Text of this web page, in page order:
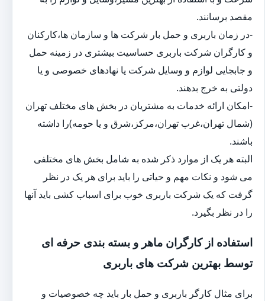
مقصد برسانند.
-در زمان باربری و حمل بار شرکت ها و سازمان ها،کارکنان
و کارگران شرکت باربری حساسیت بیشتری در زمینه حمل
و جابجایی لوازم و وسایل شرکت یا نهادهای خصوصی و یا
دولتی به خرج بدهند.
-امکان ارائه خدمات به مشتریان در بخش های مختلف تهران
(شمال تهران،غرب تهران،مرکز،شرق و یا حومه)را داشته
باشند.
البته هر یک از موارد ذکر شده به شامل بخش های مختلفی
می شود و نکات مهم و حیاتی را باید برای هر یک در نظر
گرفت که یک شرکت باربری خوب برای اسباب کشی باید آنها
را در نظر بگیرد.
استفاده از کارگران ماهر و بسته بندی حرفه ای
توسط بهترین شرکت های باربری
برای مثال کارگر باربری و حمل بار باید چه خصوصیات و